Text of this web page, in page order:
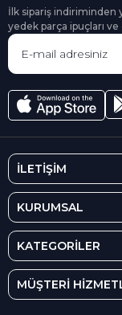
İlk sipariş indiriminden
yedek parça ipuçları ve
İLETİŞİM
KURUMSAL
KATEGORİLER
MÜŞTERİ